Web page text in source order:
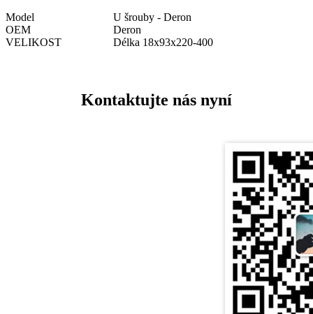
Model
U šrouby - Deron
OEM
Deron
VELIKOST
Délka 18x93x220-400
Kontaktujte nás nyní